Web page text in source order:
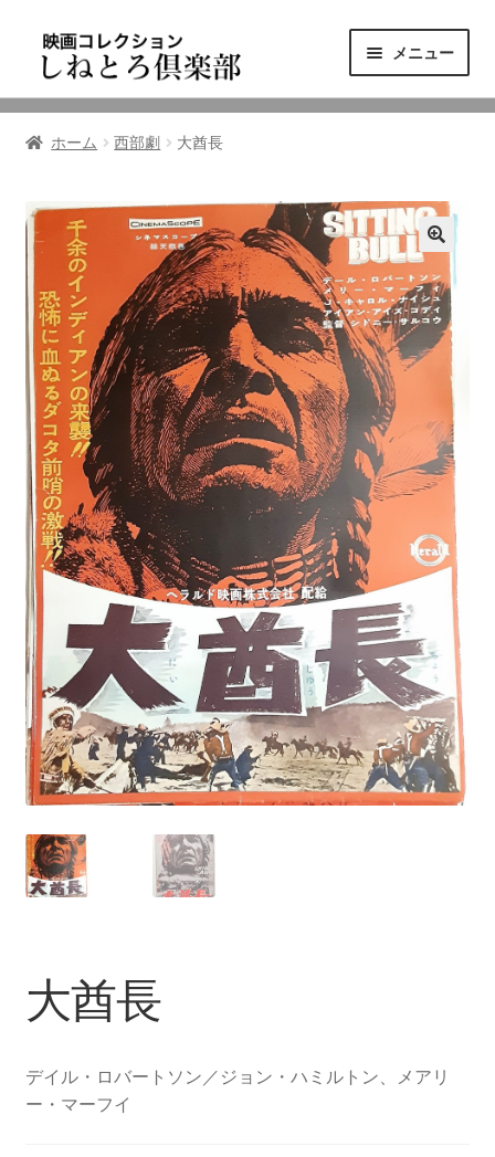
ゲ
シ
ン
へ
キ
ッ
テ
ツ
ス
キ
プ
メニュー
ニュース
東三河の映画館
しねとろ倶楽部について
リンクの旅
ホーム 西部劇 大酋長
大酋長
デイル・ロバートソン／ジョン・ハミルトン、メアリ
ー・マーフイ